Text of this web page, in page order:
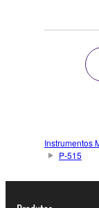
Instrumentos
P-515